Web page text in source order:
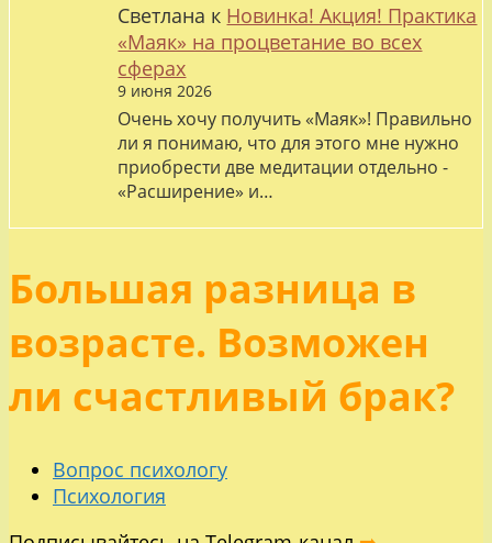
Светлана к Новинка! Акция! Практика
«Маяк» на процветание во всех
сферах
9 июня 2026
Очень хочу получить «Маяк»! Правильно
ли я понимаю, что для этого мне нужно
приобрести две медитации отдельно -
«Расширение» и…
Большая разница в
возрасте. Возможен
ли счастливый брак?
Вопрос психологу
Психология